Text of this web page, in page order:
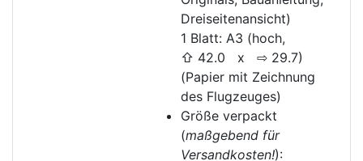
Dreiseitenansicht)
1 Blatt: A3 (hoch,
⇧ 42.0 x ⇨ 29.7)
(Papier mit Zeichnung
des Flugzeuges)
Größe verpackt
(maßgebend für
Versandkosten!):